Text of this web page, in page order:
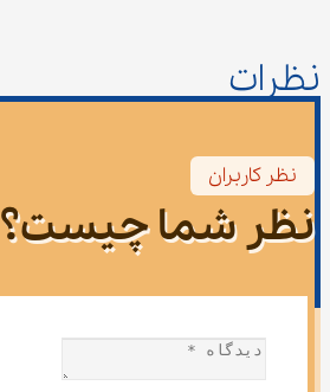
نظرات
نظر کاربران
نظر شما چیست؟